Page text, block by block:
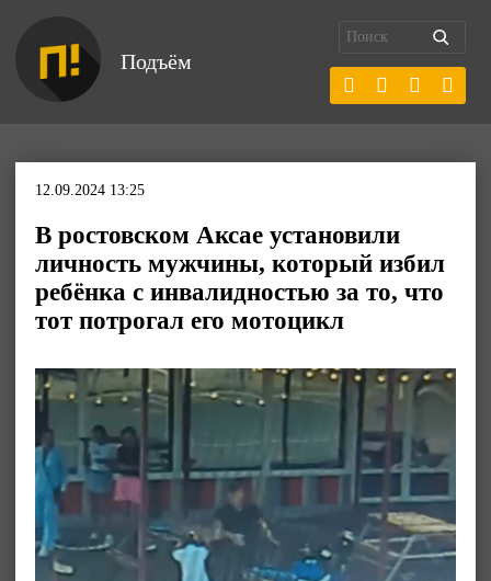
Подъём
12.09.2024 13:25
В ростовском Аксае установили
личность мужчины, который избил
ребёнка с инвалидностью за то, что
тот потрогал его мотоцикл